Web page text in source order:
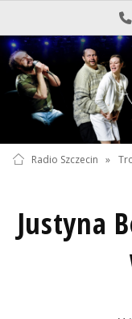
Radio Szczecin »
Justyna